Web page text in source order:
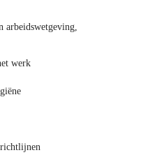
arbeidswetgeving,
werk